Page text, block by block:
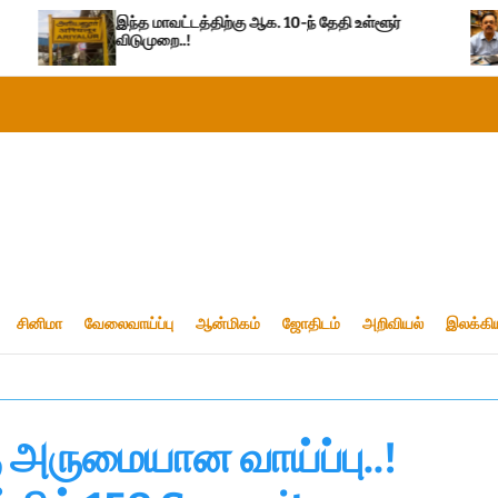
மாவட்டத்திற்கு ஆக. 10-ந் தேதி உள்ளூர்
இந்தாண்டு
சினிமா வேலைவாய்ப்பு ஆன்மிகம் ஜோதிடம் அறிவியல்
அருமையான வாய்ப்பு..!